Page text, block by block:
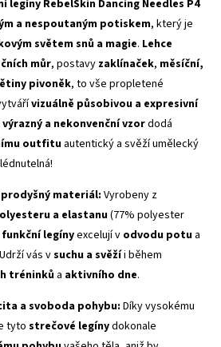
legíny RebelSkin Dancing Needles P4
a nespoutaným potiskem, který je
světem snů a magie. Lehce
můr, postavy zaklínaček, měsíční,
pivoněk, to vše propletené
vizuálně působivou a expresivní
výrazný a nekonvenční vzordodá
outfitu autentický a svěží umělecký
materiál: Vyrobeny z
a elastanu(77% polyester
funkční legínyexcelují v odvodu potu a
vás vsuchu a svěžíi během
tréninků a aktivního dne.
a svoboda pohybu: Díky vysokému
tyto strečové legínydokonale